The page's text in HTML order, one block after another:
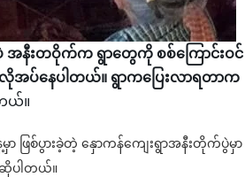
အနီးတဝိုက်က ရွာတွေကို စစ်ကြောင်းဝင်
နေပါတယ်။ ရွာကပြေးလာရတာက
ယ်။
ြစ်ပွားခဲ့တဲ့ နှောကန်ကျေးရွာအနီးတိုက်ပွဲမှာ
ပါတယ်။